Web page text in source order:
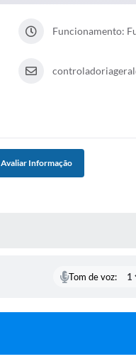
Funcionamento:
Avaliar Informação
Tom de voz: